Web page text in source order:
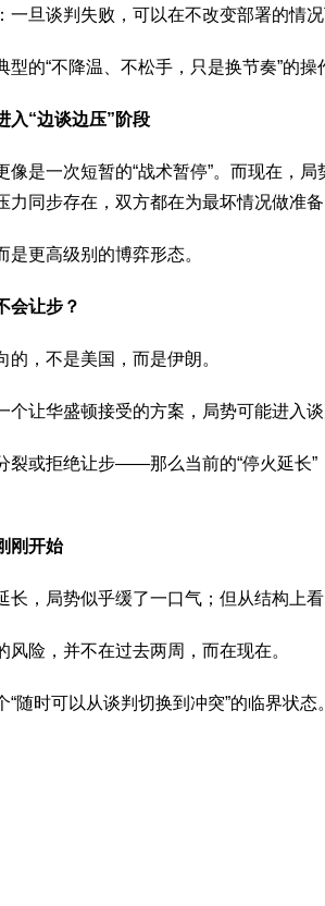
一旦谈判失败，可以在不改变部署的情
的“不降温、不松手，只是换节奏”的操
入“边谈边压”阶段
像是一次短暂的“战术暂停”。而现在，
力同步存在，双方都在为最坏情况做准备
是更高级别的博弈形态。
会让步？
的，不是美国，而是伊朗。
个让华盛顿接受的方案，局势可能进入谈
裂或拒绝让步——那么当前的“停火延长”
刚开始
长，局势似乎缓了一口气；但从结构上
险，并不在过去两周，而在现在。
随时可以从谈判切换到冲突”的临界状态。